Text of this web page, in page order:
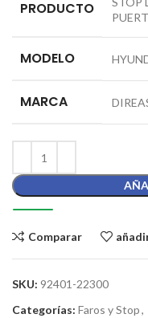
PRODUCTO
MODELO
MARCA
Comparar
SKU: 92401-22300
Categorías: Faros y Stop,